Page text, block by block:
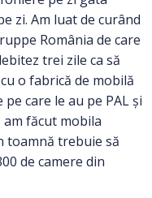
zi. Am luat de curând
România de care
trei zile ca să
o fabrică de mobilă
care le au pe PAL și
am făcut mobila
toamnă trebuie să
de camere din